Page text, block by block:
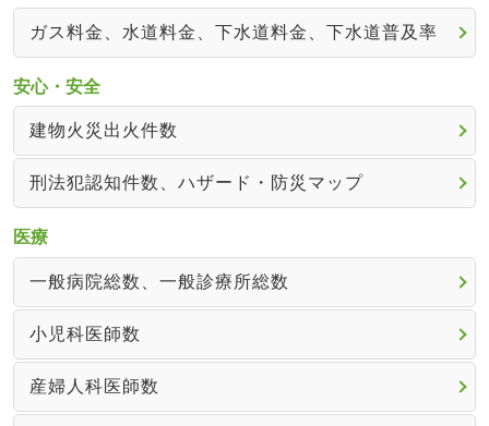
ガス料金、水道料金、下水道料金、下水道普及率
安心・安全
建物火災出火件数
刑法犯認知件数、ハザード・防災マップ
医療
一般病院総数、一般診療所総数
小児科医師数
産婦人科医師数